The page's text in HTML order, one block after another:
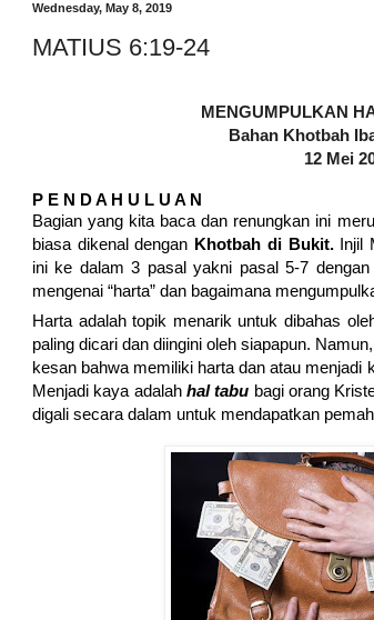
Wednesday, May 8, 2019
MATIUS 6:19-24
MENGUMPULKAN
Bahan Khotbah
12 Mei
P E N D A H U L U A N
Bagian yang kita baca dan renungkan ini
biasa dikenal dengan Khotbah di Bukit. Injil
ini ke dalam 3 pasal yakni pasal 5-7
mengenai “harta” dan bagaimana
Harta adalah topik menarik untuk dibahas
paling dicari dan diingini oleh siapapun.
kesan bahwa memiliki harta dan atau menjadi
Menjadi kaya adalah hal tabu bagi orang
digali secara dalam untuk mendapatkan